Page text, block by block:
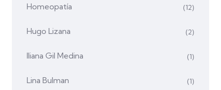
Homeopatía (12)
Hugo Lizana (2)
Iliana Gil Medina (1)
Lina Bulman (1)